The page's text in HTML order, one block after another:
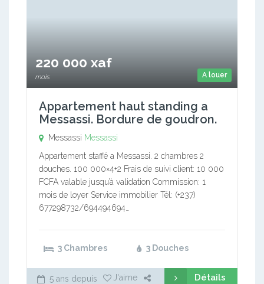
A louer
220 000 xaf
mois
Appartement haut standing a
Messassi. Bordure de goudron.
Messassi Messassi
Appartement staffé a Messassi. 2 chambres 2
douches. 100 000×4+2 Frais de suivi client: 10 000
FCFA valable jusqu’à validation Commission: 1
mois de loyer Service immobilier Tél: (+237)
677298732/694494694…
3 Chambres 3 Douches
5 ans depuis J'aime Détails